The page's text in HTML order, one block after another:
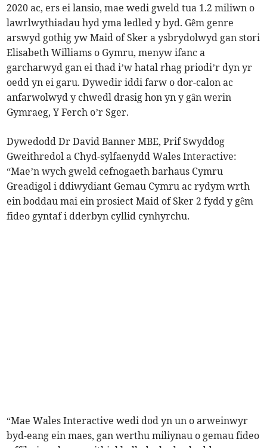
2020 ac, ers ei lansio, mae wedi gweld tua 1.2 miliwn o
lawrlwythiadau hyd yma ledled y byd. Gêm genre
arswyd gothig yw Maid of Sker a ysbrydolwyd gan stori
Elisabeth Williams o Gymru, menyw ifanc a
garcharwyd gan ei thad i’w hatal rhag priodi’r dyn yr
oedd yn ei garu. Dywedir iddi farw o dor-calon ac
anfarwolwyd y chwedl drasig hon yn y gân werin
Gymraeg, Y Ferch o’r Sger.
Dywedodd Dr David Banner MBE, Prif Swyddog
Gweithredol a Chyd-sylfaenydd Wales Interactive:
“Mae’n wych gweld cefnogaeth barhaus Cymru
Greadigol i ddiwydiant Gemau Cymru ac rydym wrth
ein boddau mai ein prosiect Maid of Sker 2 fydd y gêm
fideo gyntaf i dderbyn cyllid cynhyrchu.
“Mae Wales Interactive wedi dod yn un o arweinwyr
byd-eang ein maes, gan werthu miliynau o gemau fideo